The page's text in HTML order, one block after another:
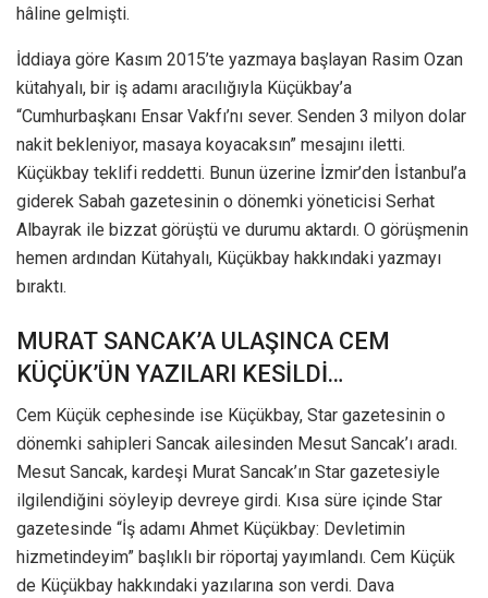
hâline gelmişti.
İddiaya göre Kasım 2015’te yazmaya başlayan Rasim Ozan
kütahyalı, bir iş adamı aracılığıyla Küçükbay’a
“Cumhurbaşkanı Ensar Vakfı’nı sever. Senden 3 milyon dolar
nakit bekleniyor, masaya koyacaksın” mesajını iletti.
Küçükbay teklifi reddetti. Bunun üzerine İzmir’den İstanbul’a
giderek Sabah gazetesinin o dönemki yöneticisi Serhat
Albayrak ile bizzat görüştü ve durumu aktardı. O görüşmenin
hemen ardından Kütahyalı, Küçükbay hakkındaki yazmayı
bıraktı.
MURAT SANCAK’A ULAŞINCA CEM
KÜÇÜK’ÜN YAZILARI KESİLDİ…
Cem Küçük cephesinde ise Küçükbay, Star gazetesinin o
dönemki sahipleri Sancak ailesinden Mesut Sancak’ı aradı.
Mesut Sancak, kardeşi Murat Sancak’ın Star gazetesiyle
ilgilendiğini söyleyip devreye girdi. Kısa süre içinde Star
gazetesinde “İş adamı Ahmet Küçükbay: Devletimin
hizmetindeyim” başlıklı bir röportaj yayımlandı. Cem Küçük
de Küçükbay hakkındaki yazılarına son verdi. Dava